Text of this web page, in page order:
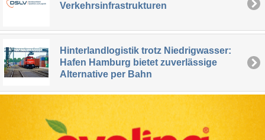
Verkehrsinfrastrukturen
Hinterlandlogistik trotz Niedrigwasser:
Hafen Hamburg bietet zuverlässige
Alternative per Bahn